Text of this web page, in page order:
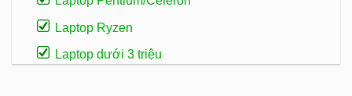
Laptop Ryzen
Laptop dưới 3 triệu